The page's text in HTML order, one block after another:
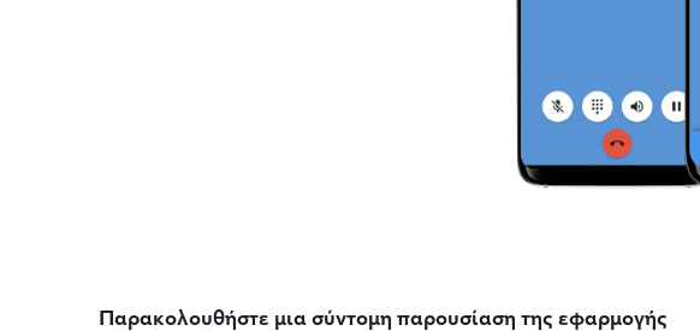
Παρακολουθήστε μια σύντομη παρουσίαση της εφαρμογής